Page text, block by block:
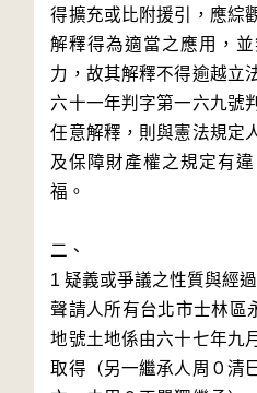
得擴充或比附援引，應綜
解釋得為適當之應用，
力，故其解釋不得逾越立
六十一年判字第一六九號
任意解釋，則與憲法規定
及保障財產權之規定有
福。
二、
1 疑義或爭議之性質與經過
聲請人所有台北市士林
地號土地係由六十七年九
取得（另一繼承人周０清